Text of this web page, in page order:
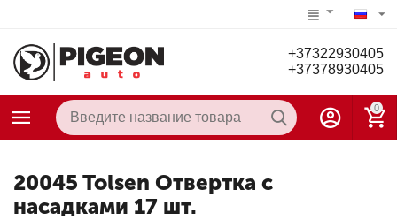
+37322930405
+37378930405
0
20045 Tolsen Отвертка с
насадками 17 шт.